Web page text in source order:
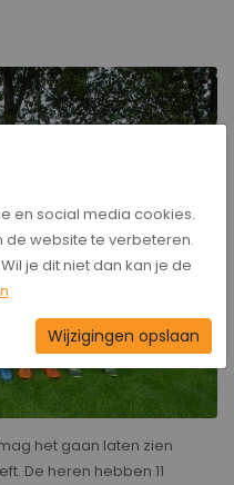
het gaan laten zien
De heren hebben 11
en social media cookies.
de website te verbeteren.
je dit niet dan kan je de
Wijzigingen opslaan